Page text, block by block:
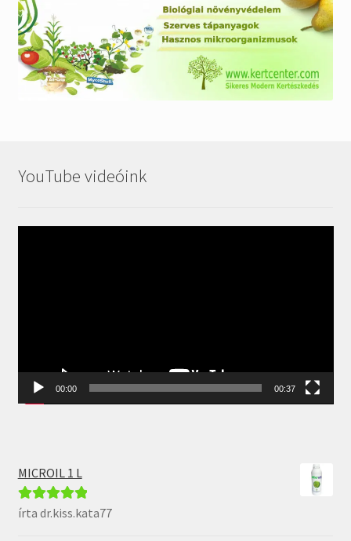
YouTube videóink
00:00 00:37
MICROIL 1 L
Értékelés:5 /
írta dr.kiss.kata77